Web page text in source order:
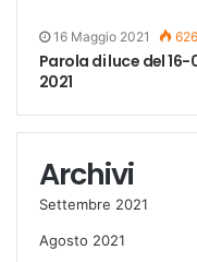
16 Maggio 2021 626
Parola di luce del
2021
Archivi
Settembre 2021
Agosto 2021